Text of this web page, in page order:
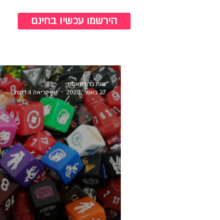
הירשמו עכשיו בחינם
צוות ברודקאסט
27 באפר׳ 2020
זמן קריאה 4 דקות